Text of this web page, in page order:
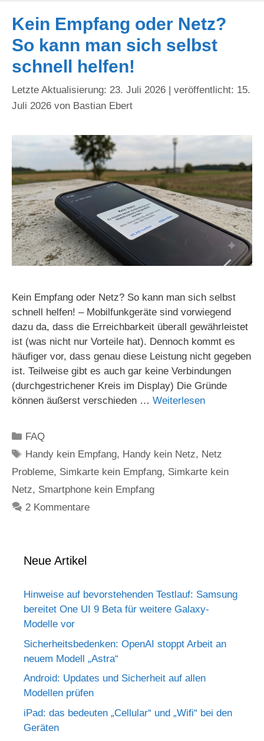
Kein Empfang oder Netz?
So kann man sich selbst
schnell helfen!
23. Juli 2026
15.
Juli 2026 von Bastian Ebert
Kein Empfang oder Netz? So kann man sich selbst
schnell helfen! – Mobilfunkgeräte sind vorwiegend
dazu da, dass die Erreichbarkeit überall gewährleistet
ist (was nicht nur Vorteile hat). Dennoch kommt es
häufiger vor, dass genau diese Leistung nicht gegeben
ist. Teilweise gibt es auch gar keine Verbindungen
(durchgestrichener Kreis im Display) Die Gründe
können äußerst verschieden … Weiterlesen
Kategorien
FAQ
Schlagwörter
Handy kein Empfang, Handy kein Netz, Netz
Probleme, Simkarte kein Empfang, Simkarte kein
Netz, Smartphone kein Empfang
2 Kommentare
Neue Artikel
Hinweise auf bevorstehenden Testlauf: Samsung
bereitet One UI 9 Beta für weitere Galaxy-
Modelle vor
Sicherheitsbedenken: OpenAI stoppt Arbeit an
neuem Modell „Astra“
Android: Updates und Sicherheit auf allen
Modellen prüfen
iPad: das bedeuten „Cellular“ und „Wifi“ bei den
Geräten